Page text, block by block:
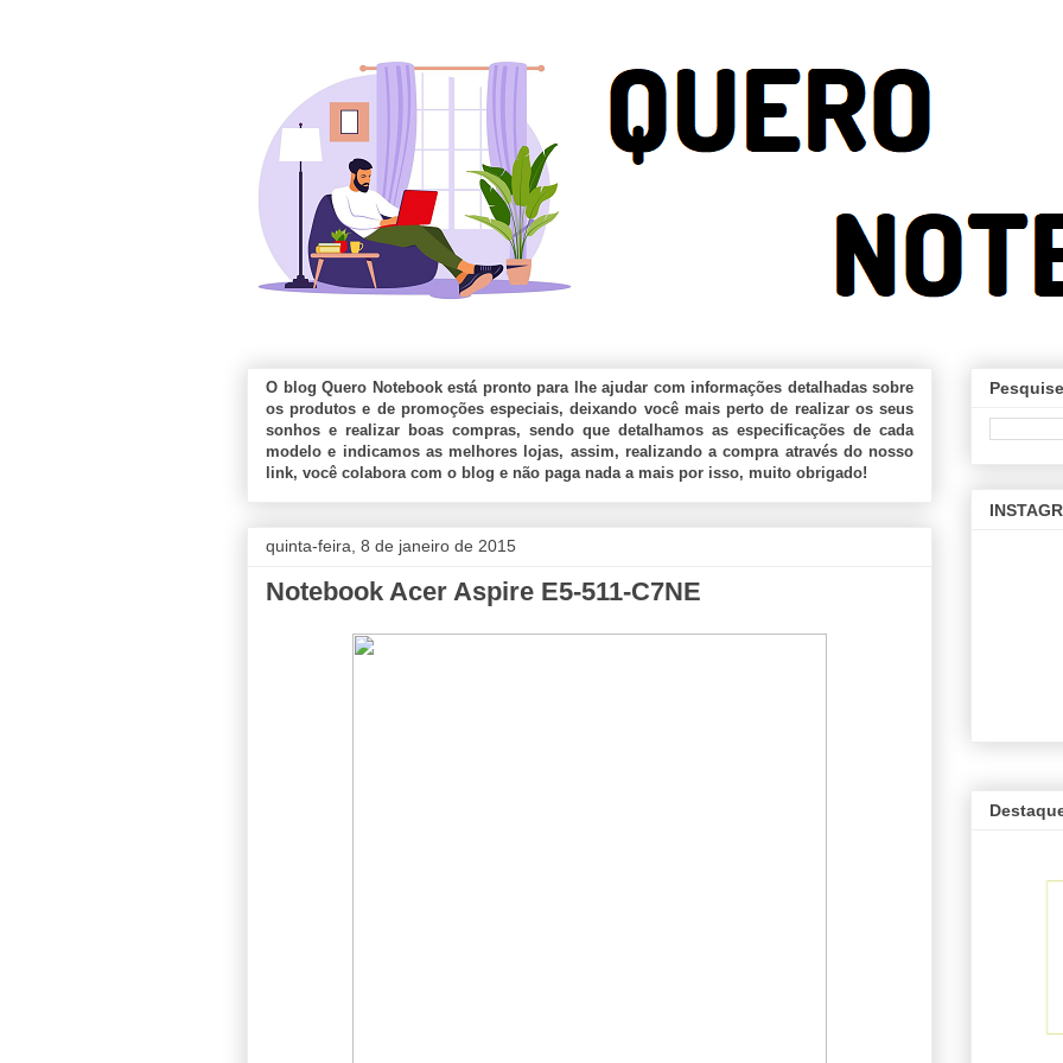
O blog Quero Notebook está pronto para lhe ajudar com informações detalhadas sobre
os produtos e de promoções especiais, deixando você mais perto de realizar os seus
sonhos e realizar boas compras, sendo que detalhamos as especificações de cada
modelo e indicamos as melhores lojas, assim, realizando a compra através do nosso
link, você colabora com o blog e não paga nada a mais por isso, muito obrigado!
quinta-feira, 8 de janeiro de 2015
Notebook Acer Aspire E5-511-C7NE